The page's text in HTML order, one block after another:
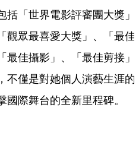
括「世界電影評審團大獎」
觀眾最喜愛大獎」、「最佳
佳攝影」、「最佳剪接」
不僅是對她個人演藝生涯的
際舞台的全新里程碑。